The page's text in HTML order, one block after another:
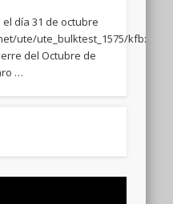
día 31 de octubre
ute/ute_bulktest_1575/
del Octubre de
…